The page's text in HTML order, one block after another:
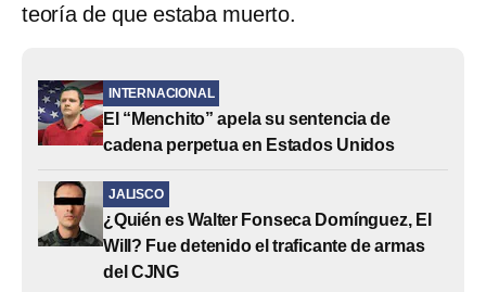
teoría de que estaba muerto.
INTERNACIONAL
El “Menchito” apela su sentencia de
cadena perpetua en Estados Unidos
JALISCO
¿Quién es Walter Fonseca Domínguez, El
Will? Fue detenido el traficante de armas
del CJNG